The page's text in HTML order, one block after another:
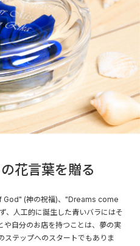
花言葉を贈る
(神の祝福)、"Dreams come
、人工的に誕生した青いバラにはそ
や自分のお店を持つことは、夢の実
ステップへのスタートでもありま